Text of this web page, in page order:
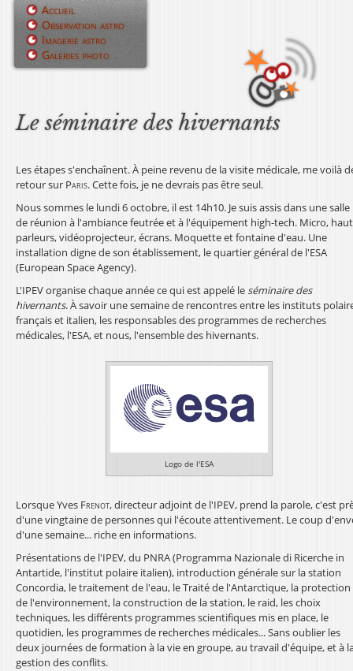
Jump to navigation
Le séminaire des hivernants
Les étapes s'enchaînent. À peine revenu de la visite médicale, me voilà
retour sur Paris. Cette fois, je ne devrais pas être seul.
Nous sommes le lundi 6 octobre, il est 14h10. Je suis assis dans une salle
de réunion à l'ambiance feutrée et à l'équipement high-tech. Micro,
parleurs, vidéoprojecteur, écrans. Moquette et fontaine d'eau. Une
installation digne de son établissement, le quartier général de l'ESA
(European Space Agency).
L'IPEV organise chaque année ce qui est appelé le séminaire des
hivernants. À savoir une semaine de rencontres entre les instituts
français et italien, les responsables des programmes de recherches
médicales, l'ESA, et nous, l'ensemble des hivernants.
Logo de l'ESA
Lorsque Yves Frenot, directeur adjoint de l'IPEV, prend la parole, c'est
d'une vingtaine de personnes qui l'écoute attentivement. Le coup
d'une semaine... riche en informations.
Présentations de l'IPEV, du PNRA (Programma Nazionale di Ricerche in
Antartide, l'institut polaire italien), introduction générale sur la station
Concordia, le traitement de l'eau, le Traité de l'Antarctique, la protection
de l'environnement, la construction de la station, le raid, les choix
techniques, les différents programmes scientifiques mis en place, le
quotidien, les programmes de recherches médicales... Sans oublier les
deux journées de formation à la vie en groupe, au travail d'équipe, et à
gestion des conflits.
M
u
r
i
n
c
i
p
a
Accueil
Observation astro
Imagerie astro
Galeries photo